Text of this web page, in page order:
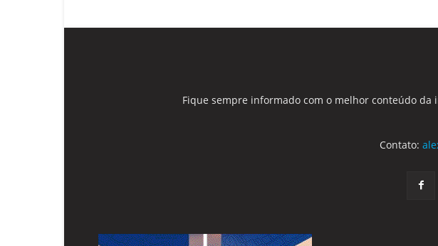
Fique sempre informado com o melhor conteúdo da
Contato: